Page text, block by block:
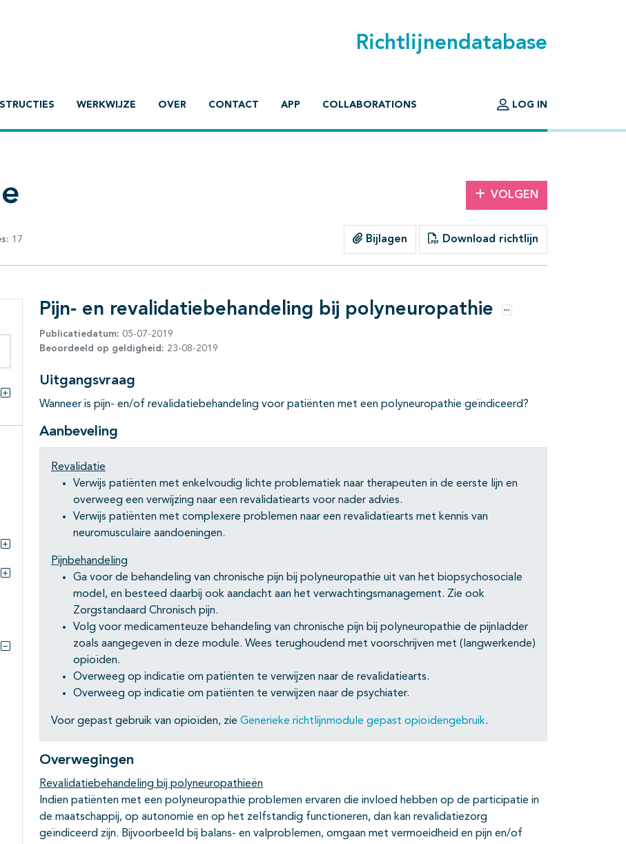
Richtlijnendatabase
WERKWIJZE OVER CONTACT APP COLLABORATIONS LOG IN
VOLGEN
17 Bijlagen Download richtlijn
binnen deze richtlijn
Alles openklappen
Subpagina's open- en dichtklappen
Subpagina's open- en dichtklappen
Subpagina's open- en dichtklappen
Pijn- en revalidatiebehandeling bij polyneuropathie Opties
Publicatiedatum: 05-07-2019
Beoordeeld op geldigheid: 23-08-2019
Uitgangsvraag
Wanneer is pijn- en/of revalidatiebehandeling voor patiënten met een polyneuropathie geïndiceerd?
Aanbeveling
Revalidatie
Verwijs patiënten met enkelvoudig lichte problematiek naar therapeuten in de eerste lijn en
overweeg een verwijzing naar een revalidatiearts voor nader advies.
Verwijs patiënten met complexere problemen naar een revalidatiearts met kennis van
neuromusculaire aandoeningen.
Pijnbehandeling
Ga voor de behandeling van chronische pijn bij polyneuropathie uit van het biopsychosociale
model, en besteed daarbij ook aandacht aan het verwachtingsmanagement. Zie ook
Zorgstandaard Chronisch pijn.
Volg voor medicamenteuze behandeling van chronische pijn bij polyneuropathie de pijnladder
zoals aangegeven in deze module. Wees terughoudend met voorschrijven met (langwerkende)
opioïden.
Overweeg op indicatie om patiënten te verwijzen naar de revalidatiearts.
Overweeg op indicatie om patiënten te verwijzen naar de psychiater.
Voor gepast gebruik van opioïden, zie Generieke richtlijnmodule gepast opioïdengebruik.
Overwegingen
Revalidatiebehandeling bij polyneuropathieën
Indien patiënten met een polyneuropathie problemen ervaren die invloed hebben op de participatie in
de maatschappij, op autonomie en op het zelfstandig functioneren, dan kan revalidatiezorg
geïndiceerd zijn. Bijvoorbeeld bij balans- en valproblemen, omgaan met vermoeidheid en pijn en/of